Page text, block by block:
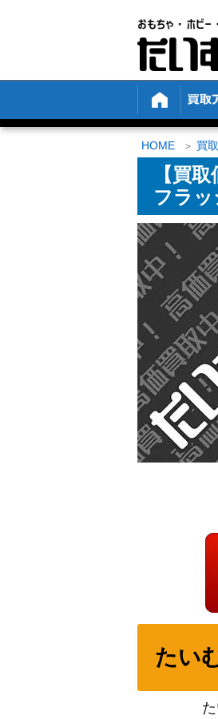
HOME 買
【買
フラ
たい